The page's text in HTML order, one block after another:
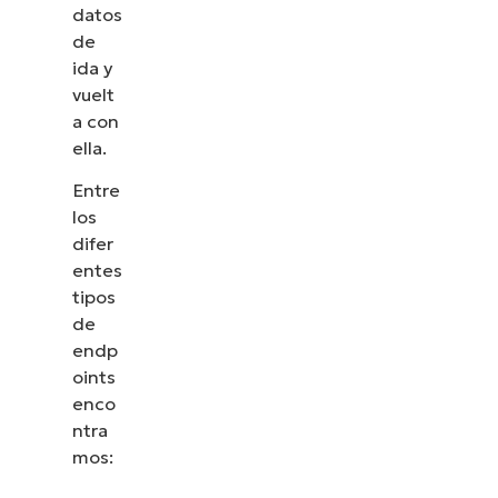
datos
de
ida y
vuelt
a con
ella.
Entre
los
difer
entes
tipos
de
endp
oints
enco
ntra
mos: